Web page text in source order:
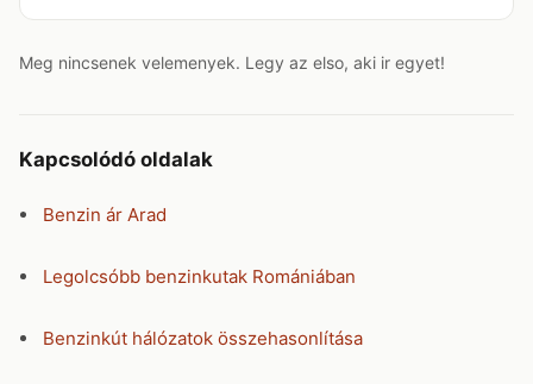
Meg nincsenek velemenyek. Legy az elso, aki ir egyet!
Kapcsolódó oldalak
Benzin ár Arad
Legolcsóbb benzinkutak Romániában
Benzinkút hálózatok összehasonlítása